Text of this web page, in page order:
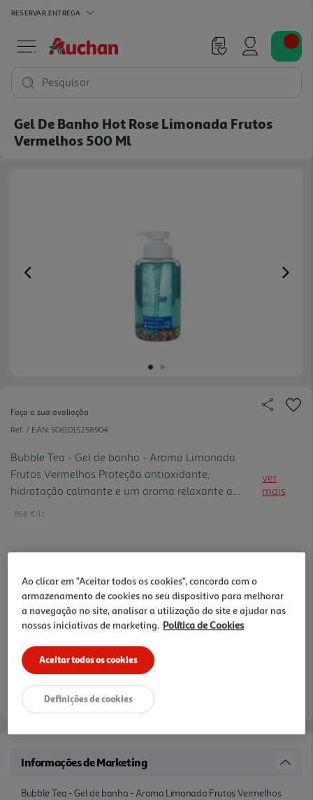
RESERVAR ENTREGA
Pesquisar
Gel De Banho Hot Rose Limonada Frutos
Vermelhos 500 Ml
Previous
Faça a sua avaliação
Ref. / EAN: 5061015258904
Bubble Tea - Gel de banho - Aroma Limonada
Frutos Vermelhos Proteção antioxidante,
hidratação calmante e um aroma relaxante a
frutos vermelhos para despertar os sentidos.
ver
mais
85.8 €/Lt
4,29 €
Notas de preparação
Informações de Marketing
Bubble Tea - Gel de banho - Aroma Limonada Frutos Vermelhos
Ao clicar em "Aceitar todos os cookies", concorda com o
armazenamento de cookies no seu dispositivo para melhorar
a navegação no site, analisar a utilização do site e ajudar nas
nossas iniciativas de marketing. Política de Cookies
Aceitar todos os cookies
Definições de cookies